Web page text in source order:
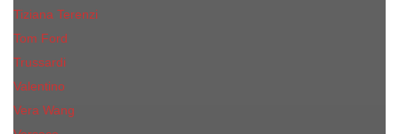
Tiziana Terenzi
Tom Ford
Trussardi
Valentino
Vera Wang